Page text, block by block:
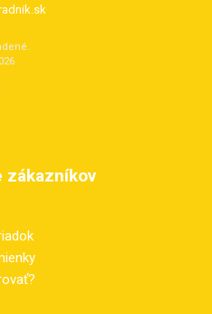
:
zákazníkov